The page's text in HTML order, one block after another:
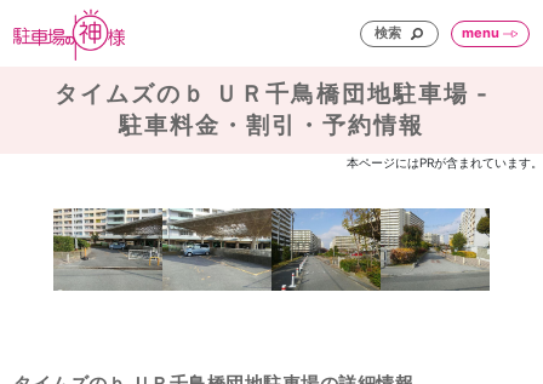
検索 menu
タイムズのｂ ＵＲ千鳥橋団地駐車場 -
駐車料金・割引・予約情報
本ページにはPRが含まれています。